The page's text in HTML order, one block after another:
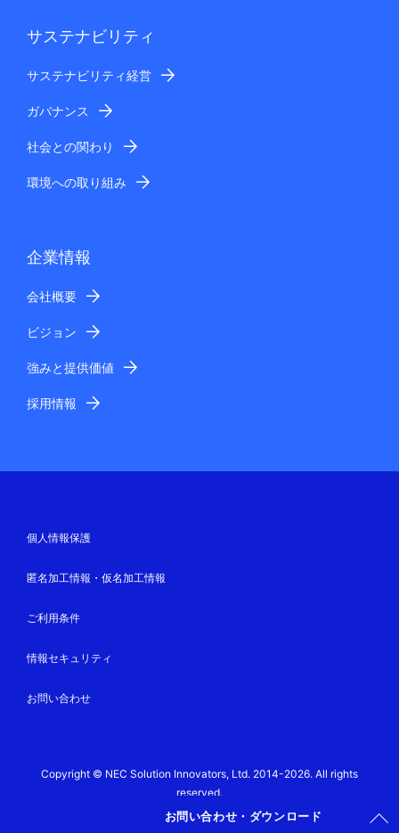
お問い合わせ・ダウンロード
サステナビリティ
サステナビリティ経営
ガバナンス
社会との関わり
環境への取り組み
企業情報
会社概要
ビジョン
強みと提供価値
採用情報
個人情報保護
匿名加工情報・仮名加工情報
ご利用条件
情報セキュリティ
お問い合わせ
Copyright © NEC Solution Innovators, Ltd. 2014-2026. All rights
reserved.